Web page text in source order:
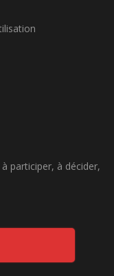
participer, à décider,